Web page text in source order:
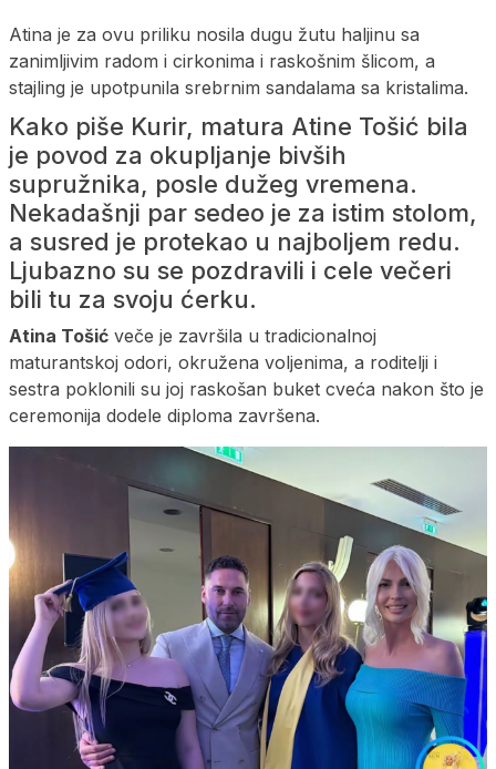
Atina je za ovu priliku nosila dugu žutu haljinu sa
zanimljivim radom i cirkonima i raskošnim šlicom, a
stajling je upotpunila srebrnim sandalama sa kristalima.
Kako piše Kurir, matura Atine Tošić bila
je povod za okupljanje bivših
supružnika, posle dužeg vremena.
Nekadašnji par sedeo je za istim stolom,
a susred je protekao u najboljem redu.
Ljubazno su se pozdravili i cele večeri
bili tu za svoju ćerku.
Atina Tošić veče je završila u tradicionalnoj
maturantskoj odori, okružena voljenima, a roditelji i
sestra poklonili su joj raskošan buket cveća nakon što je
ceremonija dodele diploma završena.